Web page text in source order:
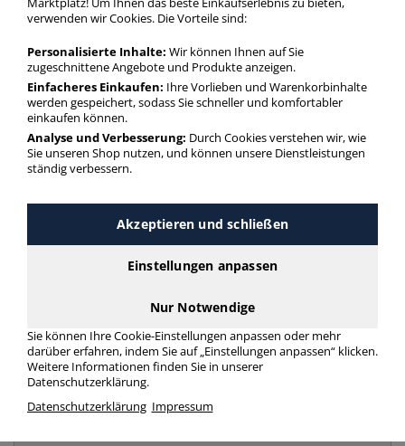
Kanzleipapier rautiert ohne Rand in bester Qualität zum
günstigen Preis. Finden Sie schnell Kanzleipapier rautiert
ohne Rand mit unserer Filter-Funktion.
Kanzleipapier rautiert ohne Rand
mehr Infos zur Kategorie
Häufig gesucht
kariert ohne Rand
Kanzleipapier
kariert mit Rand
Kanzleipapier
verwenden wir Cookies. Die Vorteile sind:
Personalisierte Inhalte: Wir können Ihnen auf Sie
zugeschnittene Angebote und Produkte anzeigen.
Einfacheres Einkaufen: Ihre Vorlieben und Warenkorbinhalte
werden gespeichert, sodass Sie schneller und komfortabler
einkaufen können.
Analyse und Verbesserung: Durch Cookies verstehen wir, wie
Sie unseren Shop nutzen, und können unsere Dienstleistungen
ständig verbessern.
Akzeptieren und schließen
Einstellungen anpassen
Nur Notwendige
Sie können Ihre Cookie-Einstellungen anpassen oder mehr
darüber erfahren, indem Sie auf „Einstellungen anpassen“ klicken.
Weitere Informationen finden Sie in unserer
Datenschutzerklärung.
Datenschutzerklärung Impressum